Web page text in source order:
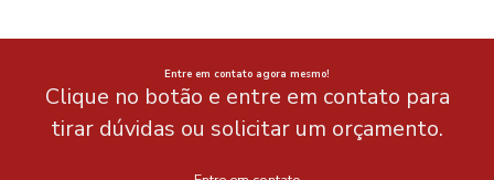
Entre em contato agora mesmo!
Clique no botão e entre em contato para
tirar dúvidas ou solicitar um orçamento.